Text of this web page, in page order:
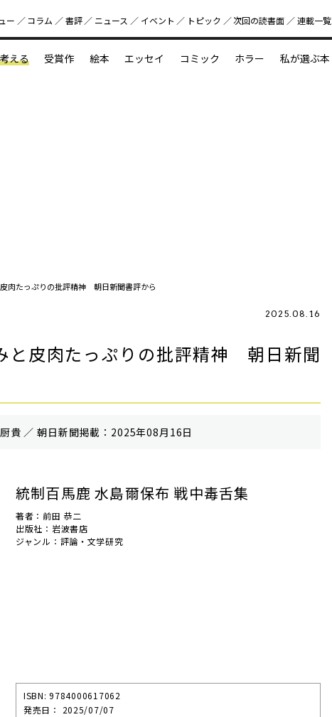
好書好日
ー コラム 書評 ニュース イベント トピック 次回の読書⾯ 連載一覧
考える 受賞作 絵本 エッセイ コミック ホラー 私が選ぶ本
肉たっぷりの批評精神 朝日新聞書評から
2025.08.16
と皮肉たっぷりの批評精神 朝日新聞
貴 ／ 朝⽇新聞掲載：2025年08月16日
統制百馬鹿 水島爾保布 戦中毒舌集
著者：前田 恭二
出版社：岩波書店
ジャンル：評論・文学研究
ISBN: 9784000617062
発売⽇： 2025/07/07